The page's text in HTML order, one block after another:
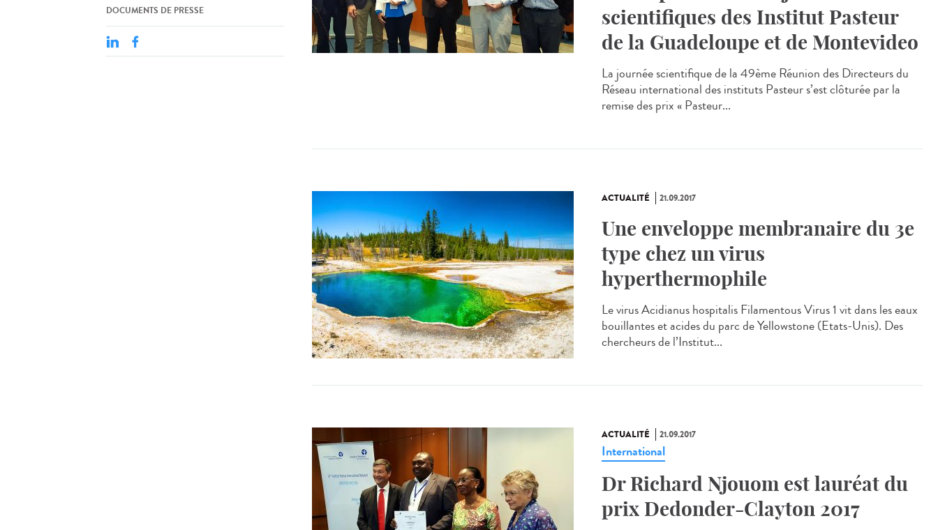
DOCUMENTS DE PRESSE
scientifiques des Institut Pasteur
de la Guadeloupe et de Montevideo
La journée scientifique de la 49ème Réunion des Directeurs du
Réseau international des instituts Pasteur s’est clôturée par la
remise des prix « Pasteur...
ACTUALITÉ 21.09.2017
Une enveloppe membranaire du 3e
type chez un virus
hyperthermophile
Le virus Acidianus hospitalis Filamentous Virus 1 vit dans les eaux
bouillantes et acides du parc de Yellowstone (Etats-Unis). Des
chercheurs de l’Institut...
ACTUALITÉ 21.09.2017
International
Dr Richard Njouom est lauréat du
prix Dedonder-Clayton 2017